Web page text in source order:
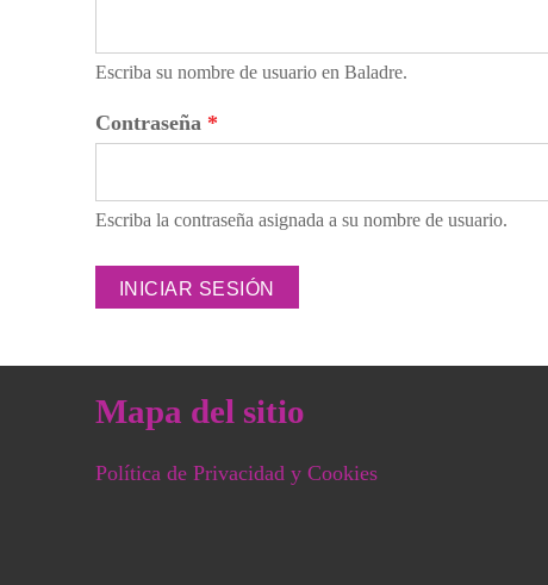
Escriba su nombre de usuario en Baladre.
Contraseña *
Escriba la contraseña asignada a su nombre de usuario.
Mapa del sitio
Política de Privacidad y Cookies